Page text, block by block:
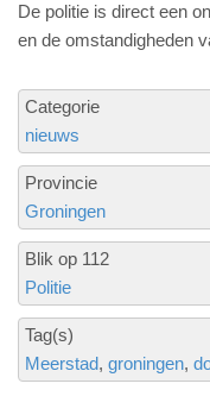
De politie is direct een
en de omstandigheden
Categorie
nieuws
Provincie
Groningen
Blik op 112
Politie
Tag(s)
Meerstad groningen